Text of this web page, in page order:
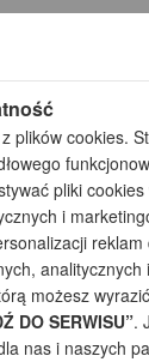
- Tradycyjne i
procesu
na stronie projekty
plików cookies.
pliki cookies
i
możesz
DO SERWISU”.
nas i naszych